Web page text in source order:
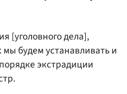
[уголовного дела],
будем устанавливать и
экстрадиции